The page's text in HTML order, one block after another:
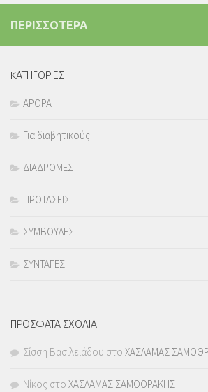
ΠΕΡΙΣΣΟΤΕΡΑ
KΑΤΗΓΟΡΙΕΣ
ΑΡΘΡΑ
Για διαβητικούς
ΔΙΑΔΡΟΜΕΣ
ΠΡΟΤΑΣΕΙΣ
ΣΥΜΒΟΥΛΕΣ
ΣΥΝΤΑΓΕΣ
ΠΡΟΣΦΑΤΑ ΣΧΟΛΙΑ
Σίσση Βασιλειάδου στο ΧΑΣΛΑΜΑΣ
Νίκος στο ΧΑΣΛΑΜΑΣ ΣΑΜΟΘΡΑΚΗΣ